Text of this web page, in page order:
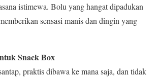
istimewa. Bolu yang hangat dipadukan
sensasi manis dan dingin yang
Snack Box
praktis dibawa ke mana saja, dan tidak